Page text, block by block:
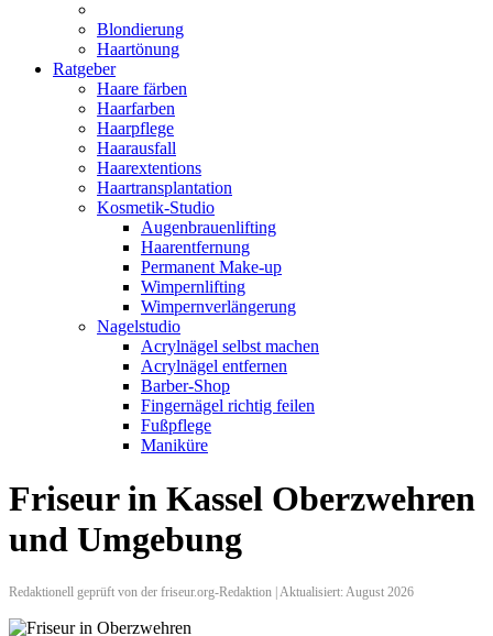
Blondierung
Haartönung
Ratgeber
Haare färben
Haarfarben
Haarpflege
Haarausfall
Haarextentions
Haartransplantation
Kosmetik-Studio
Augenbrauenlifting
Haarentfernung
Permanent Make-up
Wimpernlifting
Wimpernverlängerung
Nagelstudio
Acrylnägel selbst machen
Acrylnägel entfernen
Barber-Shop
Fingernägel richtig feilen
Fußpflege
Maniküre
Friseur in Kassel Oberzwehren
und Umgebung
Redaktionell geprüft von der friseur.org-Redaktion | Aktualisiert: August 2026